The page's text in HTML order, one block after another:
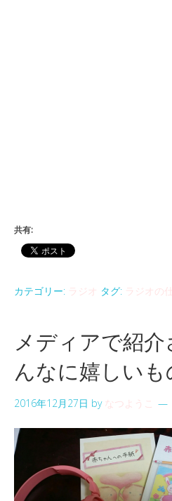
共有:
カテゴリー: ラジオ タグ: ラジオの
メディアで紹
んなに嬉しい
2016年12月27日 by なつようこ